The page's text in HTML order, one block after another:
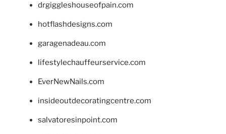
drgiggleshouseofpain.com
hotflashdesigns.com
garagenadeau.com
lifestylechauffeurservice.com
EverNewNails.com
insideoutdecoratingcentre.com
salvatoresinpoint.com